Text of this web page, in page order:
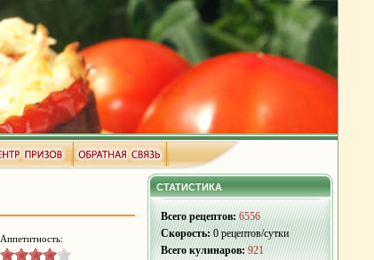
Аппетитность:
СТАТИСТИКА
Всего рецептов: 6556
Скорость:0 рецептов/сутки
Всего кулинаров: 921